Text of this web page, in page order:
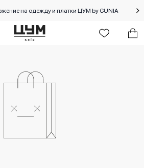
на одежду и платки ЦУМ by GUNIA